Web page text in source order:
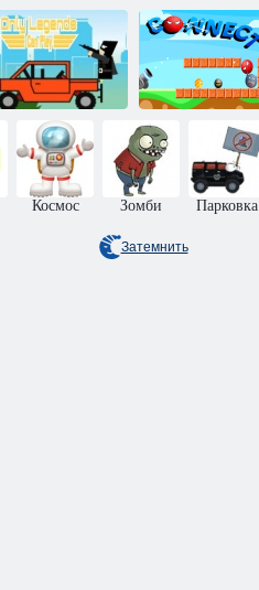
Отряд супер
героев: Битва
пиксельные
комиксы
Играть могут
только легенды
Соединение
Космос Зомби Парковка
Затемнить